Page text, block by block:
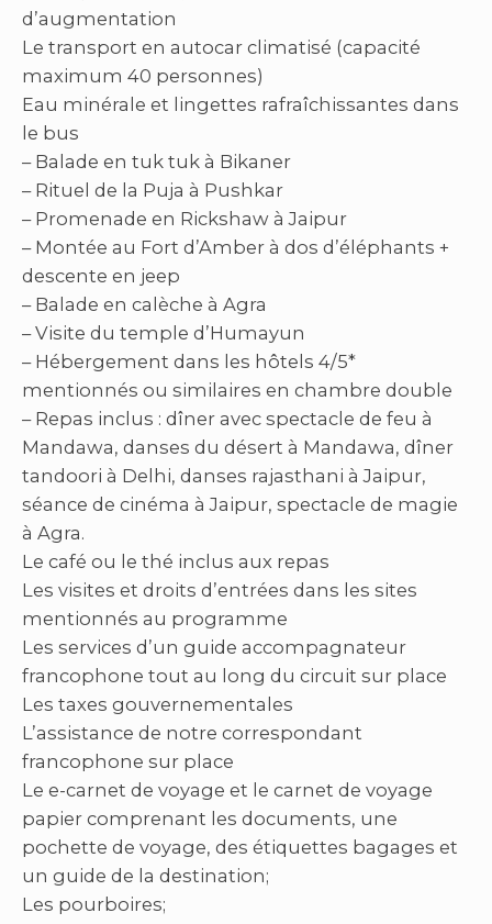
d’augmentation
Le transport en autocar climatisé (capacité
maximum 40 personnes)
Eau minérale et lingettes rafraîchissantes dans
le bus
– Balade en tuk tuk à Bikaner
– Rituel de la Puja à Pushkar
– Promenade en Rickshaw à Jaipur
– Montée au Fort d’Amber à dos d’éléphants +
descente en jeep
– Balade en calèche à Agra
– Visite du temple d’Humayun
– Hébergement dans les hôtels 4/5*
mentionnés ou similaires en chambre double
– Repas inclus : dîner avec spectacle de feu à
Mandawa, danses du désert à Mandawa, dîner
tandoori à Delhi, danses rajasthani à Jaipur,
séance de cinéma à Jaipur, spectacle de magie
à Agra.
Le café ou le thé inclus aux repas
Les visites et droits d’entrées dans les sites
mentionnés au programme
Les services d’un guide accompagnateur
francophone tout au long du circuit sur place
Les taxes gouvernementales
L’assistance de notre correspondant
francophone sur place
Le e-carnet de voyage et le carnet de voyage
papier comprenant les documents, une
pochette de voyage, des étiquettes bagages et
un guide de la destination;
Les pourboires;